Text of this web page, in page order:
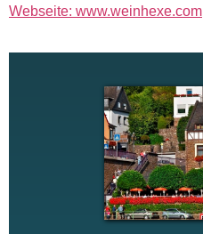
Webseite: www.weinhexe.com